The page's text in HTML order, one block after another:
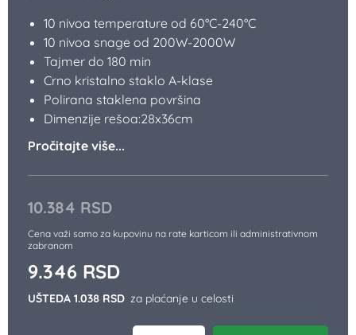
10.384 RSD
Cena važi samo za kupovinu na rate karticom ili administrativnom
zabranom
9.346 RSD
UŠTEDA 1.038 RSD za plaćanje u celosti
10 nivoa temperature od 60°C-240°C
10 nivoa snage od 200W-2000W
Tajmer do 180 min
Crno kristalno staklo A-klase
Polirana staklena površina
Dimenzije rešoa:28x36cm
Pročitajte više...